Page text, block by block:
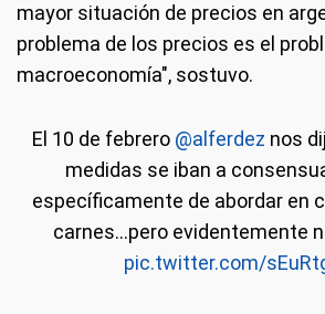
mayor situación de precios en
problema de los precios es el
macroeconomía", sostuvo.
El 10 de febrero @alferdez nos
medidas se iban a
específicamente de abordar en
carnes...pero evidentemente
pic.twitter.com/